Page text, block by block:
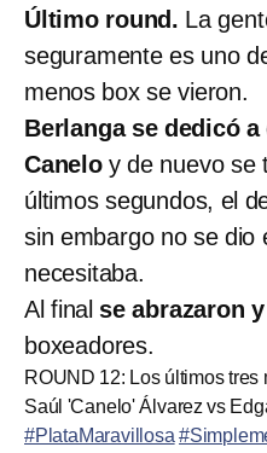
Último round. La
seguramente es uno
menos box se vieron.
Berlanga se dedicó
Caneloy de nuevo se
últimos segundos, el
sin embargo no se dio
necesitaba.
Al final se abrazaron
boxeadores.
ROUND 12: Los últimos
Saúl 'Canelo' Álvarez vs
#PlataMaravillosa